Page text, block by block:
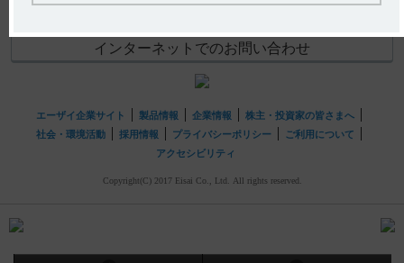
インターネットでのお問い合わせ
エーザイ企業サイト 製品情報 企業情報
株主・投資家の皆さまへ
社会・環境活動
採用情報 プライバシーポリシー
ご利用について
アクセシビリティ
Copyright(C) 2017 Eisai Co., Ltd. All rights reserved.